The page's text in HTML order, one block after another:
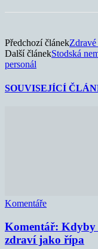
Předchozí článek
Další článekStodská
personál
SOUVISEJÍCÍ
Komentáře
Komentář: Kdyby
zdraví jako řípa